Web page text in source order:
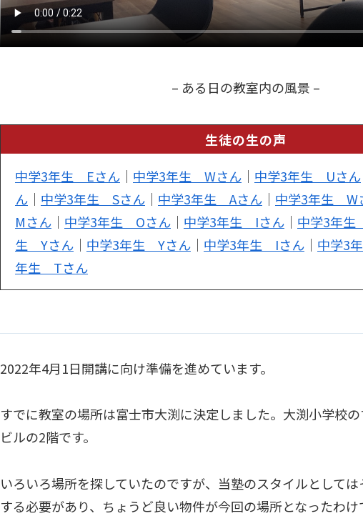
– ある日の教室内の風景 –
生徒の生の声
中学3年生 Eさん ｜ 中学3年生 Wさん ｜ 中学3年生 Uさん
ん ｜ 中学3年生 Sさん ｜ 中学3年生 Aさん ｜ 中学3年生 W
Mさん ｜ 中学3年生 Oさん ｜ 中学3年生 Iさん ｜ 中学3年
生 Yさん ｜ 中学3年生 Yさん ｜ 中学3年生 Iさん ｜ 中学3
年生 Tさん
2022年4月1日開講に向け準備を進めています。
すでに教室の場所は富士市大渕に決定しました。大渕小学校
ビルの2階です。
いろいろ場所を探していたのですが、当塾のスタイルとして
する必要があり、ちょうど良い物件が今回の場所となったわけ